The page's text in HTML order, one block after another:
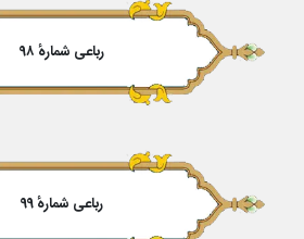
رباعی شمارهٔ ۹۸
رباعی شمارهٔ ۹۹